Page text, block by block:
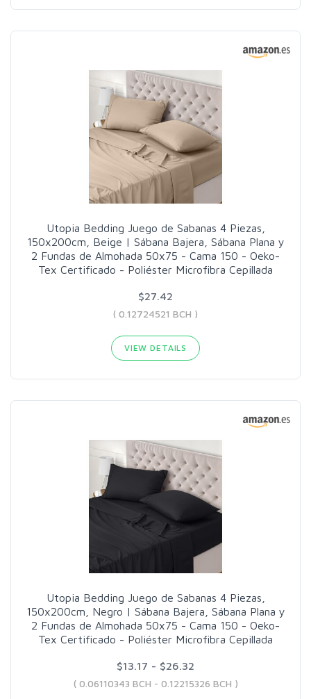
Utopia Bedding Juego de Sabanas 4 Piezas,
150x200cm, Beige | Sábana Bajera, Sábana Plana y
2 Fundas de Almohada 50x75 - Cama 150 - Oeko-
Tex Certificado - Poliéster Microfibra Cepillada
$27.42
( 0.12724521 BCH )
VIEW DETAILS
Utopia Bedding Juego de Sabanas 4 Piezas,
150x200cm, Negro | Sábana Bajera, Sábana Plana y
2 Fundas de Almohada 50x75 - Cama 150 - Oeko-
Tex Certificado - Poliéster Microfibra Cepillada
$13.17 - $26.32
( 0.06110343 BCH - 0.12215326 BCH )